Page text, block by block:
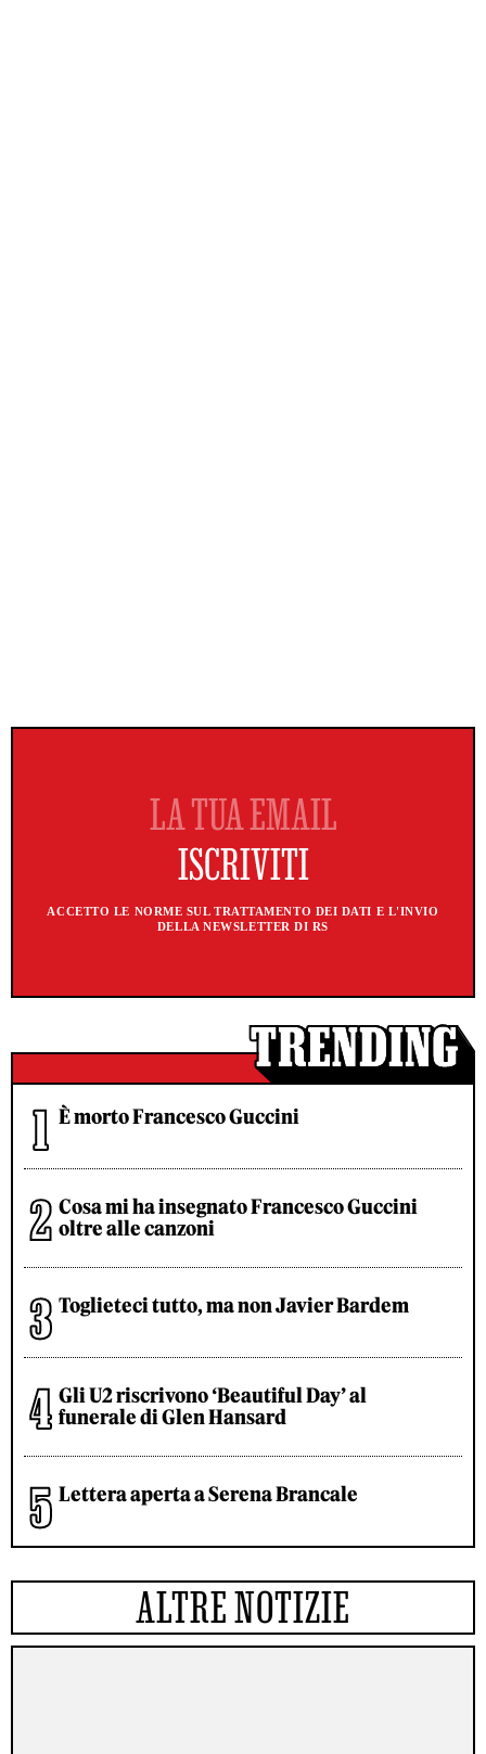
ACCETTO LE NORME SUL TRATTAMENTO DEI DATI E L'INVIO
DELLA NEWSLETTER DI RS
È morto Francesco Guccini
Cosa mi ha insegnato Francesco Guccini
oltre alle canzoni
Toglieteci tutto, ma non Javier Bardem
Gli U2 riscrivono ‘Beautiful Day’ al
funerale di Glen Hansard
Lettera aperta a Serena Brancale
ALTRE NOTIZIE